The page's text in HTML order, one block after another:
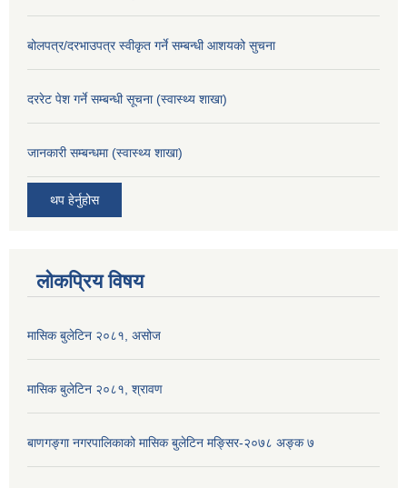
बोलपत्र/दरभाउपत्र स्वीकृत गर्ने सम्बन्धी आशयको सुचना
दररेट पेश गर्ने सम्बन्धी सूचना (स्वास्थ्य शाखा)
जानकारी सम्बन्धमा (स्वास्थ्य शाखा)
थप हेर्नुहोस
लोकप्रिय विषय
मासिक बुलेटिन २०८१, असोज
मासिक बुलेटिन २०८१, श्रावण
बाणगङ्गा नगरपालिकाको मासिक बुलेटिन मङ्सिर-२०७८ अङ्क ७